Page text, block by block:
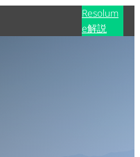
Resolum
e解説